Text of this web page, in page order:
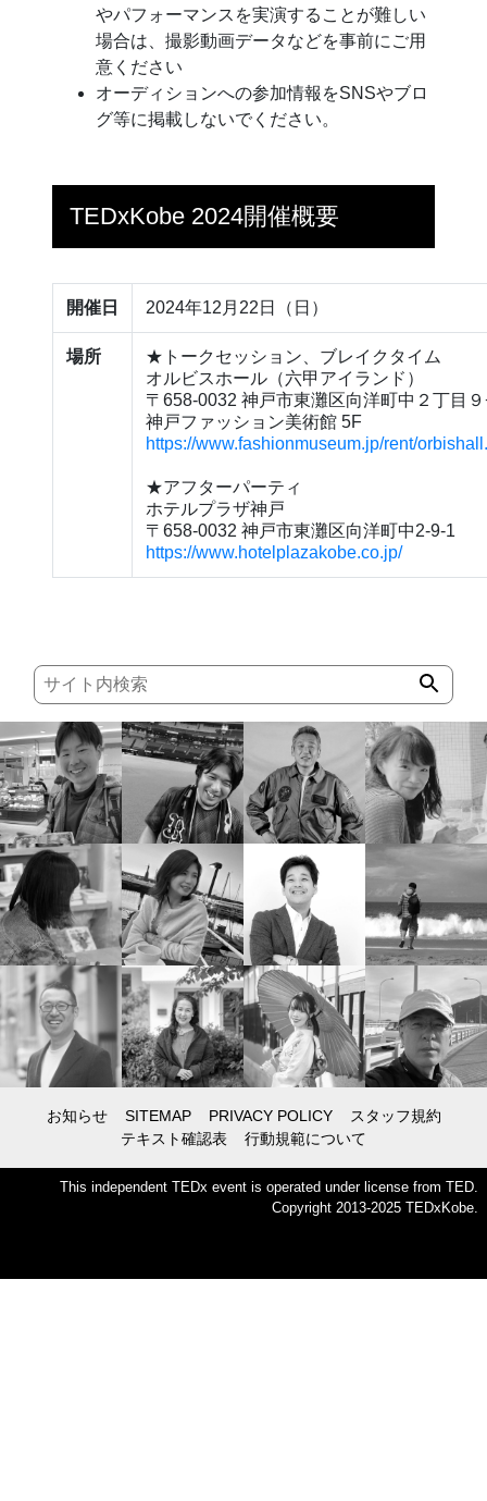
やパフォーマンスを実演することが難しい
場合は、撮影動画データなどを事前にご用
意ください
オーディションへの参加情報をSNSやブロ
グ等に掲載しないでください。
TEDxKobe 2024開催概要
開催日 2024年12月22日（日）
場所
★トークセッション、ブレイクタイム
オルビスホール（六甲アイランド）
〒658-0032 神戸市東灘区向洋町中２丁目
神戸ファッション美術館 5F
https://www.fashionmuseum.jp/rent/
★アフターパーティ
ホテルプラザ神戸
〒658-0032 神戸市東灘区向洋町中2-9-1
https://www.hotelplazakobe.co.jp/
お知らせ SITEMAP PRIVACY POLICY
スタッフ規約
テキスト確認表
行動規範について
This independent TEDx event is operated under license from TED.
Copyright 2013-2025 TEDxKobe.